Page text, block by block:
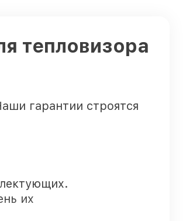
тепловизора
гарантии строятся
их